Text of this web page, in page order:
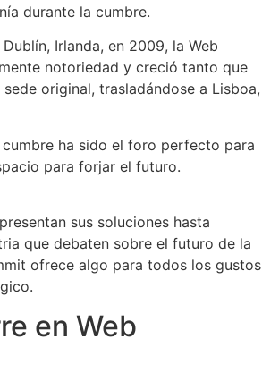
durante la cumbre.
Irlanda, en 2009, la Web
notoriedad y creció tanto que
original, trasladándose a Lisboa,
cumbre ha sido el foro perfecto para
para forjar el futuro.
sus soluciones hasta
que debaten sobre el futuro de la
ofrece algo para todos los gustos
en Web